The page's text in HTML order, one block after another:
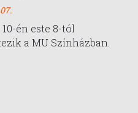
én este 8-tól
a MU Színházban.